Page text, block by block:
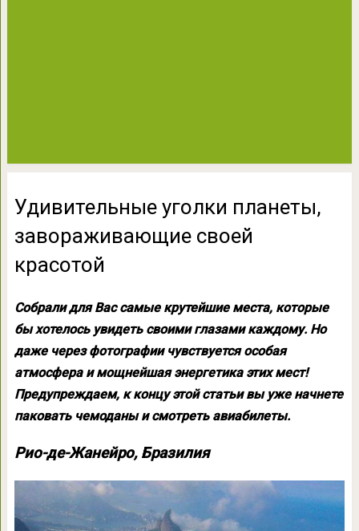
Удивительные уголки планеты,
завораживающие своей
красотой
Собрали для Вас самые крутейшие места, которые
бы хотелось увидеть своими глазами каждому. Но
даже через фотографии чувствуется особая
атмосфера и мощнейшая энергетика этих мест!
Предупреждаем, к концу этой статьи вы уже начнете
паковать чемоданы и смотреть авиабилеты.
Рио-де-Жанейро, Бразилия